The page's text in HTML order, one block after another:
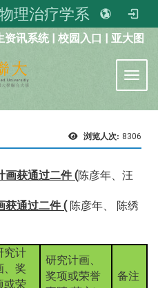
理治疗学系
资讯系统| 校园入口 | 亚大图
浏览人次: 8306
画获通过二件 (陈彦年、汪
获通过二件 ( 陈彦年、
陈绣
究计
、奖
或荣
研究计画、
奖项或荣誉
备注